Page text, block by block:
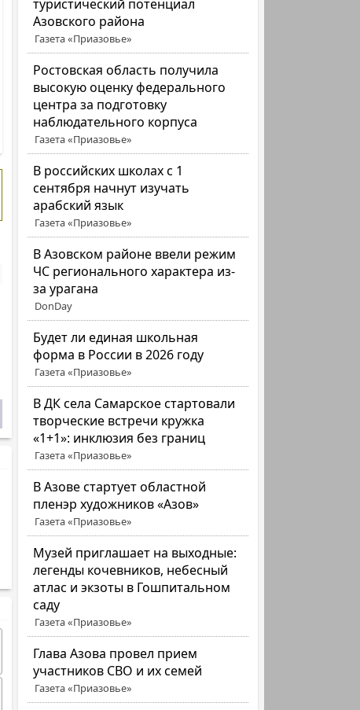
туристический потенциал
Азовского района
Газета «Приазовье»
Ростовская область получила
высокую оценку федерального
центра за подготовку
наблюдательного корпуса
Газета «Приазовье»
В российских школах с 1
сентября начнут изучать
арабский язык
Газета «Приазовье»
В Азовском районе ввели режим
ЧС регионального характера из-
за урагана
DonDay
Будет ли единая школьная
форма в России в 2026 году
Газета «Приазовье»
В ДК села Самарское стартовали
творческие встречи кружка
«1+1»: инклюзия без границ
Газета «Приазовье»
В Азове стартует областной
пленэр художников «Азов»
Газета «Приазовье»
Музей приглашает на выходные:
легенды кочевников, небесный
атлас и экзоты в Гошпитальном
саду
Газета «Приазовье»
Глава Азова провел прием
участников СВО и их семей
Газета «Приазовье»